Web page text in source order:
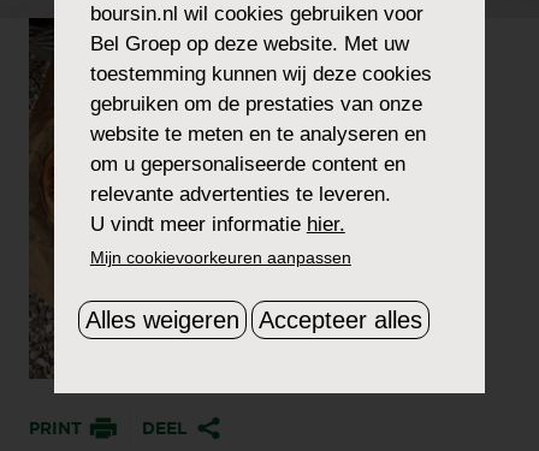
PRINT DEEL
boursin.nl wil cookies gebruiken voor
Bel Groep op deze website. Met uw
toestemming kunnen wij deze cookies
gebruiken om de prestaties van onze
website te meten en te analyseren en
om u gepersonaliseerde content en
relevante advertenties te leveren.
U vindt meer informatie hier.
Mijn cookievoorkeuren aanpassen
Alles weigeren Accepteer alles